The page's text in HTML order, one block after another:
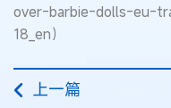
over-barbie-dolls-eu-
18_en）
上一篇